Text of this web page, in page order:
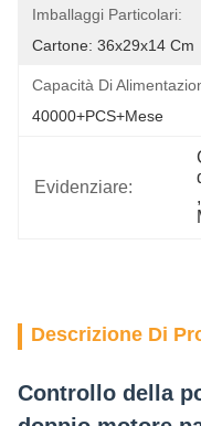
Imballaggi Particolari:
Cartone: 36x29x14 Cm
Capacità Di
40000+PCS+Mese
Evidenziare:
,
Descrizione Di
Controllo della